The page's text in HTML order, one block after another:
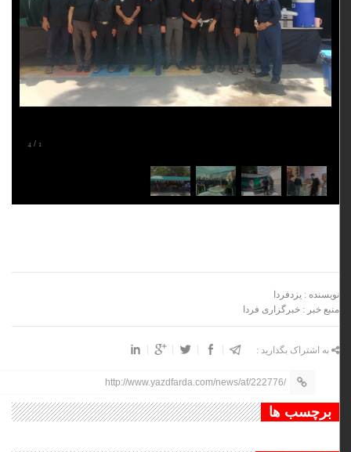
4
نویسنده : یزدفردا
منبع خبر : خبرگزاری فردا
به اشتراک بگذارید :
http://www.yazdfarda.com/news/af/222776/
برچسب ها